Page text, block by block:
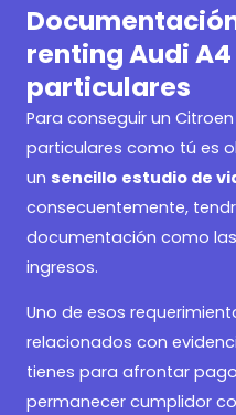
renting Audi
particulares
Para conseguir un
particulares como tú es
un sencillo estudio de
consecuentemente,
documentación como
ingresos.
Uno de esos
relacionados con
tienes para afrontar
permanecer cumplidor